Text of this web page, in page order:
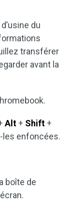
du
transférer
avant la
Alt+ Shift+
les enfoncées.
boîte de